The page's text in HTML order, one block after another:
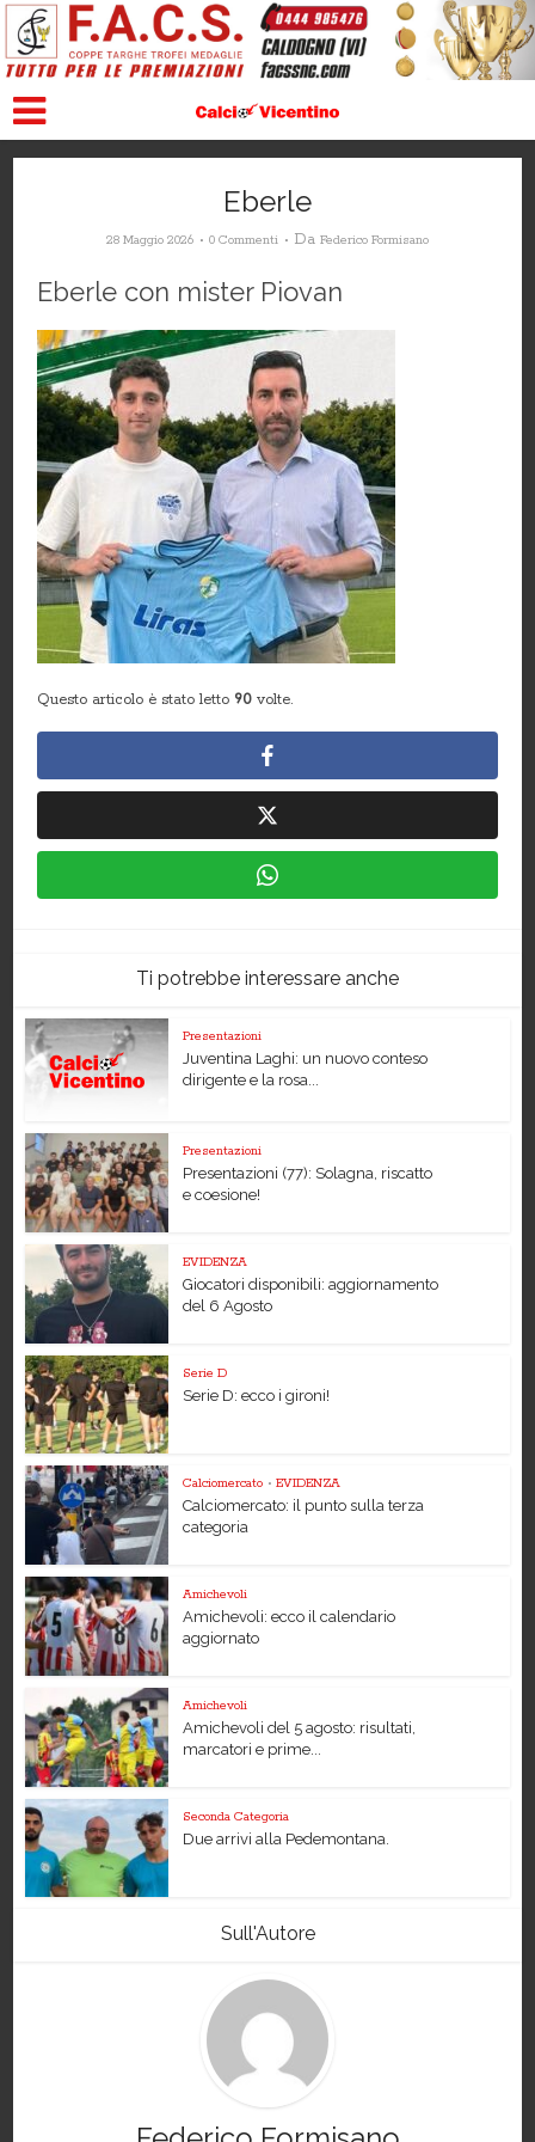
Eberle
28 Maggio 2026 0 Commenti Da Federico Formisano
Eberle con mister Piovan
Questo articolo è stato letto 90 volte.
Ti potrebbe interessare anche
Presentazioni
Juventina Laghi: un nuovo conteso
dirigente e la rosa...
Presentazioni
Presentazioni (77): Solagna, riscatto
e coesione!
EVIDENZA
Giocatori disponibili: aggiornamento
del 6 Agosto
Serie D
Serie D: ecco i gironi!
Calciomercato • EVIDENZA
Calciomercato: il punto sulla terza
categoria
Amichevoli
Amichevoli: ecco il calendario
aggiornato
Amichevoli
Amichevoli del 5 agosto: risultati,
marcatori e prime...
Seconda Categoria
Due arrivi alla Pedemontana.
Sull'Autore